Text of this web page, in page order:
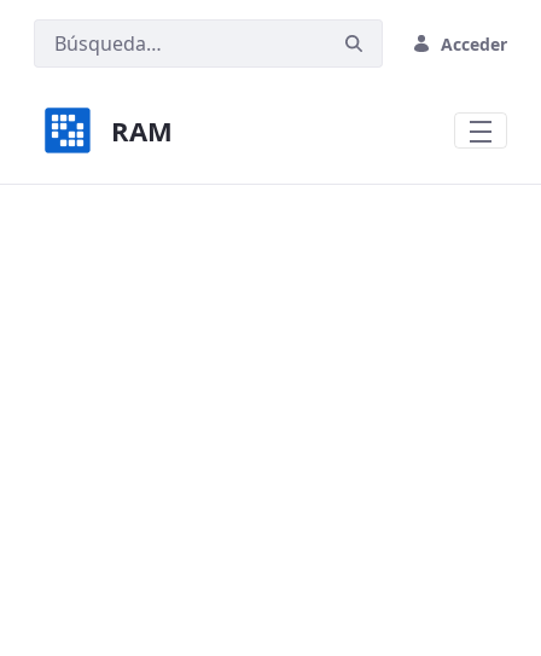
Saltar al contenido principal
Acceder
RAM